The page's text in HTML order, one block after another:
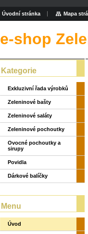
e-shop
Kategorie
Exkluzivní řada výrobků
Zeleninové bašty
Zeleninové saláty
Zeleninové pochoutky
Ovocné pochoutky a
sirupy
Povidla
Dárkové balíčky
Menu
Úvod
Úvodní stránka Mapa